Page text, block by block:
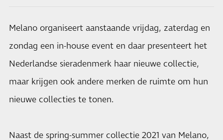
Melano organiseert aanstaande vrijdag, zaterdag en
zondag een in-house event en daar presenteert het
Nederlandse sieradenmerk haar nieuwe collectie,
maar krijgen ook andere merken de ruimte om hun
nieuwe collecties te tonen.
Naast de spring-summer collectie 2021 van Melano,